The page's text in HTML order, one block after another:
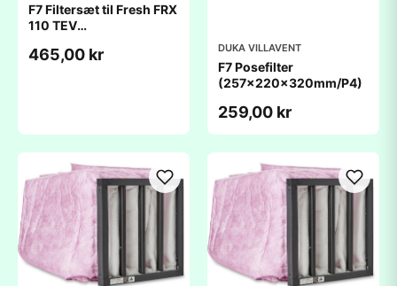
F7 Filtersæt til Fresh FRX
110 TEV
465,00 kr DUKA VILLAVENT
F7 Posefilter
(257x220x320mm/P4)
259,00 kr